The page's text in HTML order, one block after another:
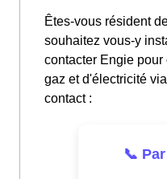
Êtes-vous résident
souhaitez vous-y
contacter Engie
gaz et d'électricité
contact :
📞